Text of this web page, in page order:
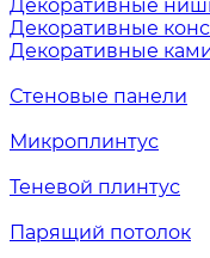
Декоративные
Декоративные
Декоративные
Стеновые панели
Микроплинтус
Теневой плинтус
Парящий потолок